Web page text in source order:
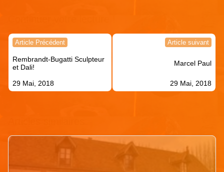
Navigation
l’article
Article Précédent
Rembrandt-Bugatti Sculpteur
et Dali!
29 Mai, 2018
Article suivant
Marcel Paul
29 Mai, 2018